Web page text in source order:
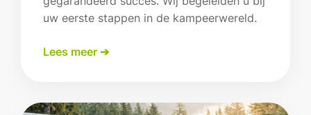
uw eerste stappen in de kampeerwereld.
Lees meer ➔